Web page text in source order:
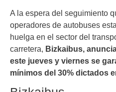
A la espera del seguimiento
operadores de autobuses
huelga en el sector del
carretera, Bizkaibus,
este jueves y viernes se
mínimos del 30% dictados